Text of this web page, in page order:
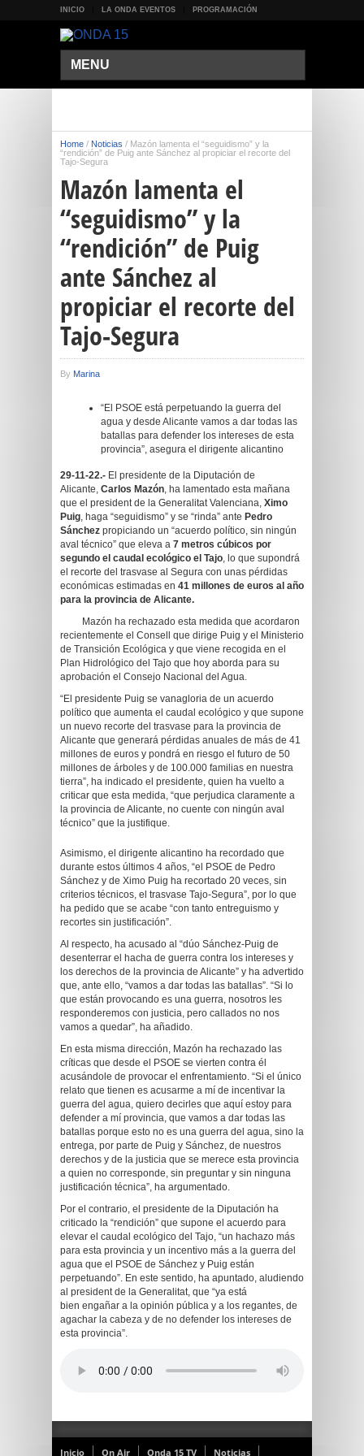
INICIO LA ONDA EVENTOS PROGRAMACIÓN
MENU
Home / Noticias / Mazón lamenta el “seguidismo” y la
“rendición” de Puig ante Sánchez al propiciar el recorte del
Tajo-Segura
Mazón lamenta el
“seguidismo” y la
“rendición” de Puig
ante Sánchez al
propiciar el recorte del
Tajo-Segura
By Marina
“El PSOE está perpetuando la guerra del
agua y desde Alicante vamos a dar todas las
batallas para defender los intereses de esta
provincia”, asegura el dirigente alicantino
29-11-22.- El presidente de la Diputación de
Alicante, Carlos Mazón, ha lamentado esta mañana
que el president de la Generalitat Valenciana, Ximo
Puig, haga “seguidismo” y se “rinda” ante Pedro
Sánchez propiciando un “acuerdo político, sin ningún
aval técnico” que eleva a 7 metros cúbicos por
segundo el caudal ecológico el Tajo, lo que supondrá
el recorte del trasvase al Segura con unas pérdidas
económicas estimadas en 41 millones de euros al año
para la provincia de Alicante.
Mazón ha rechazado esta medida que acordaron
recientemente el Consell que dirige Puig y el Ministerio
de Transición Ecológica y que viene recogida en el
Plan Hidrológico del Tajo que hoy aborda para su
aprobación el Consejo Nacional del Agua.
“El presidente Puig se vanagloria de un acuerdo
político que aumenta el caudal ecológico y que supone
un nuevo recorte del trasvase para la provincia de
Alicante que generará pérdidas anuales de más de 41
millones de euros y pondrá en riesgo el futuro de 50
millones de árboles y de 100.000 familias en nuestra
tierra”, ha indicado el presidente, quien ha vuelto a
criticar que esta medida, “que perjudica claramente a
la provincia de Alicante, no cuente con ningún aval
técnico” que la justifique.
Asimismo, el dirigente alicantino ha recordado que
durante estos últimos 4 años, “el PSOE de Pedro
Sánchez y de Ximo Puig ha recortado 20 veces, sin
criterios técnicos, el trasvase Tajo-Segura”, por lo que
ha pedido que se acabe “con tanto entreguismo y
recortes sin justificación”.
Al respecto, ha acusado al “dúo Sánchez-Puig de
desenterrar el hacha de guerra contra los intereses y
los derechos de la provincia de Alicante” y ha advertido
que, ante ello, “vamos a dar todas las batallas”. “Si lo
que están provocando es una guerra, nosotros les
responderemos con justicia, pero callados no nos
vamos a quedar”, ha añadido.
En esta misma dirección, Mazón ha rechazado las
críticas que desde el PSOE se vierten contra él
acusándole de provocar el enfrentamiento. “Si el único
relato que tienen es acusarme a mí de incentivar la
guerra del agua, quiero decirles que aquí estoy para
defender a mí provincia, que vamos a dar todas las
batallas porque esto no es una guerra del agua, sino la
entrega, por parte de Puig y Sánchez, de nuestros
derechos y de la justicia que se merece esta provincia
a quien no corresponde, sin preguntar y sin ninguna
justificación técnica”, ha argumentado.
Por el contrario, el presidente de la Diputación ha
criticado la “rendición” que supone el acuerdo para
elevar el caudal ecológico del Tajo, “un hachazo más
para esta provincia y un incentivo más a la guerra del
agua que el PSOE de Sánchez y Puig están
perpetuando”. En este sentido, ha apuntado, aludiendo
al president de la Generalitat, que “ya está
bien engañar a la opinión pública y a los regantes, de
agachar la cabeza y de no defender los intereses de
esta provincia”.
Inicio On Air Onda 15 TV Noticias